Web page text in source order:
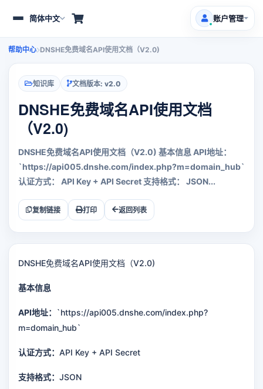
展
收
起
航
简体中文 账户管理
产品服务
免费域名
客户支持
文档中心
最新公告
推广返利
帮助中心 DNSHE免费域名API使用文档（V2.0)
知识库 文档版本: v2.0
DNSHE免费域名API使用文档
（V2.0)
DNSHE免费域名API使用文档（V2.0) 基本信息 API地址：
`https://api005.dnshe.com/index.php?m=domain_hub`
认证方式： API Key + API Secret 支持格式： JSON...
复制链接 打印 返回列表
DNSHE免费域名API使用文档（V2.0)
基本信息
API地址：
`https://api005.dnshe.com/index.php?
m=domain_hub`
认证方式： API Key + API Secret
支持格式： JSON